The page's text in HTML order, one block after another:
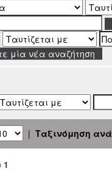
μία νέα αναζήτηση
| Ταξινόμηση ανά
1